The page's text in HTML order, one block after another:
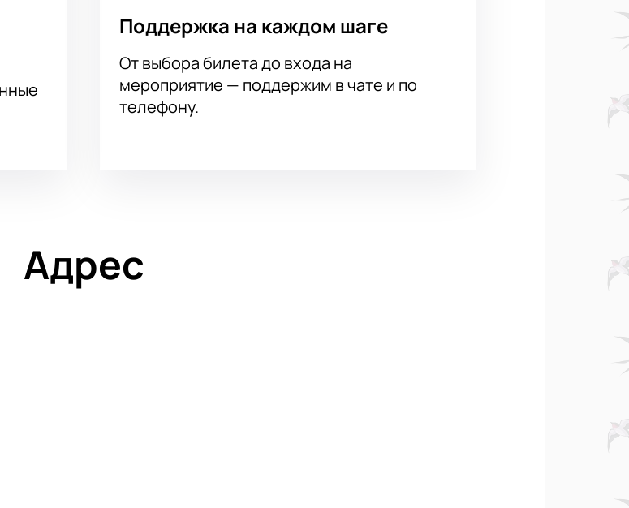
Поддержка на каждом шаге
От выбора билета до входа на
мероприятие — поддержим в чате и по
телефону.
Адрес